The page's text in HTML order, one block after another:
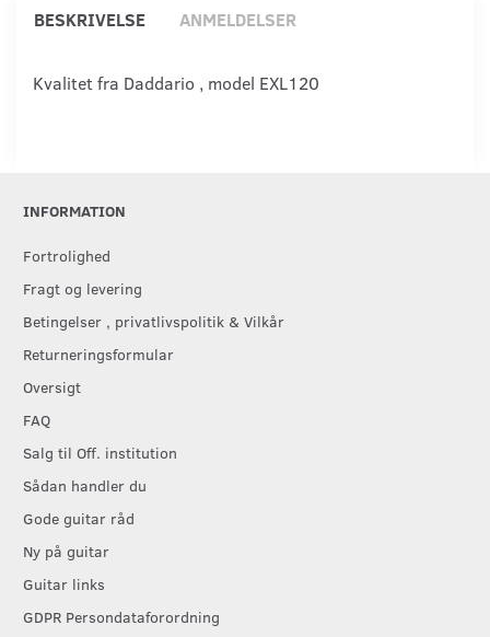
BESKRIVELSE ANMELDELSER
Kvalitet fra Daddario , model EXL120
INFORMATION
Fortrolighed
Fragt og levering
Betingelser , privatlivspolitik & Vilkår
Returneringsformular
Oversigt
FAQ
Salg til Off. institution
Sådan handler du
Gode guitar råd
Ny på guitar
Guitar links
GDPR Persondataforordning